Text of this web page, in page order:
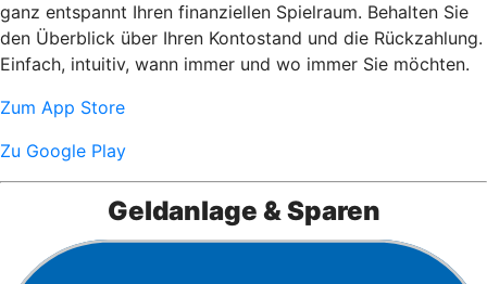
ganz entspannt Ihren finanziellen Spielraum. Behalten Sie
den Überblick über Ihren Kontostand und die Rückzahlung.
Einfach, intuitiv, wann immer und wo immer Sie möchten.
Zum App Store
Zu Google Play
Geldanlage & Sparen